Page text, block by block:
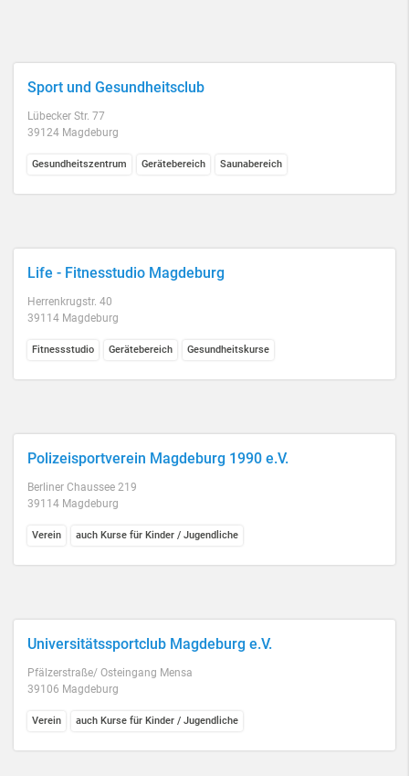
Sport und Gesundheitsclub
Lübecker Str. 77
39124 Magdeburg
Gesundheitszentrum Gerätebereich Saunabereich
Life - Fitnesstudio Magdeburg
Herrenkrugstr. 40
39114 Magdeburg
Fitnessstudio Gerätebereich Gesundheitskurse
Polizeisportverein Magdeburg 1990 e.V.
Berliner Chaussee 219
39114 Magdeburg
Verein auch Kurse für Kinder / Jugendliche
Universitätssportclub Magdeburg e.V.
Pfälzerstraße/ Osteingang Mensa
39106 Magdeburg
Verein auch Kurse für Kinder / Jugendliche